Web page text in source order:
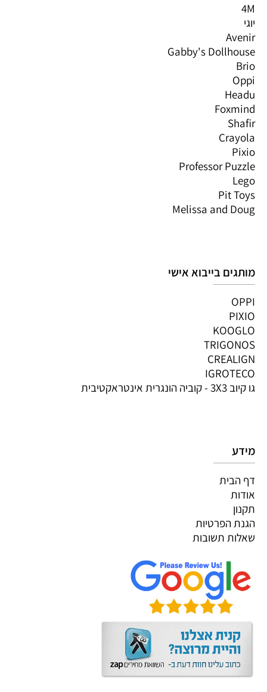
4M
יוגי
Avenir
Gabby's Dollhouse
Brio
Oppi
Headu
Foxmind
Shafir
Crayola
Pixio
Professor Puzzle
Lego
Pit Toys
Melissa and Doug
מותגים בייבוא אישי
OPPI
PIXIO
KOOGLO
TRIGONOS
CREALIGN
IGROTECO
גו קיוב 3X3 - קוביה הונגרית אינטראקטיבית
מידע
דף הבית
אודות
תקנון
הגנת הפרטיות
שאלות תשובות